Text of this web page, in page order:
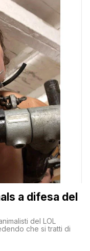
a difesa del
del LOL
che si tratti di